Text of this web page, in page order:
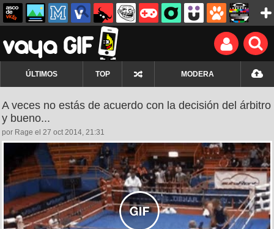
ÚLTIMOS TOP MODERA
A veces no estás de acuerdo con la decisión del árbitro
y bueno...
por Rage el 27 oct 2014, 21:31